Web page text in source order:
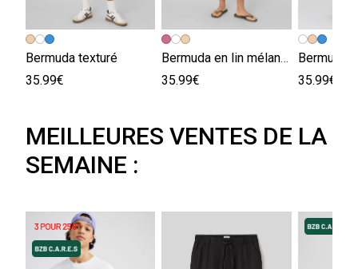
Bermuda texturé
35.99€
Bermuda en lin mélangé
35.99€
Bermuda
35.99€
MEILLEURES VENTES DE LA
SEMAINE :